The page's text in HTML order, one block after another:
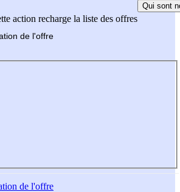
action recharge la liste des offres
Qui sont
de l'offre
de l'offre